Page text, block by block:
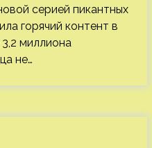
серией пикантных
горячий контент в
3,2 миллиона
не…